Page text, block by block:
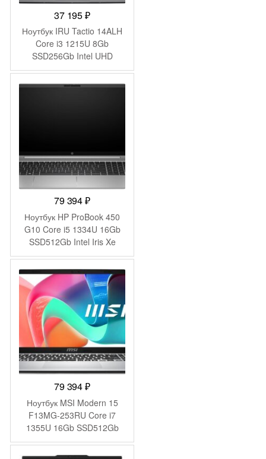
37 195₽
Ноутбук IRU Tactio 14ALH
Core i3 1215U 8Gb
SSD256Gb Intel UHD
Graphics 14″ IPS FHD
(1920×1080) FreeDOS grey
79 394₽
Ноутбук HP ProBook 450
G10 Core i5 1334U 16Gb
SSD512Gb Intel Iris Xe
graphics 15.6″ IPS FHD
(1920×1080) Windows 11
Pro 64 silver WiFi BT Cam
(A37SVET)
79 394₽
Ноутбук MSI Modern 15
F13MG-253RU Core i7
1355U 16Gb SSD512Gb
Intel Iris Xe graphics 15.6″
IPS FHD (1920×1080)